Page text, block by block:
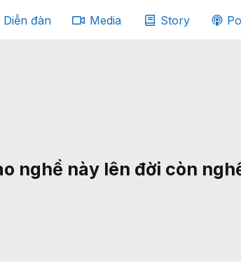
Diễn đàn Media Story
nghề này lên đời còn